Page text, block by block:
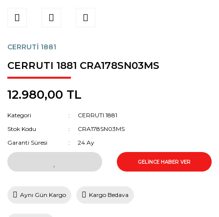
CERRUTİ 1881
CERRUTI 1881 CRA178SN03MS
12.980,00 TL
Kategori
CERRUTI 1881
Stok Kodu
CRA178SN03MS
Garanti Süresi
24 Ay
GELİNCE HABER VER
Aynı Gün Kargo Kargo Bedava